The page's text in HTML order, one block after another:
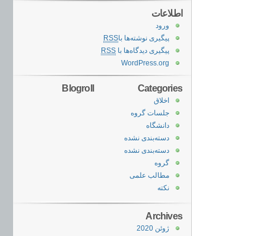
اطلاعات
ورود
پیگیری نوشته‌ها باRSS
پیگیری دیدگاه‌ها با RSS
WordPress.org
Categories
اخلاق
جلسات گروه
دانشگاه
دسته‌بندی نشده
دسته‌بندی نشده
گروه
مطالب علمی
نکته
Blogroll
Archives
ژوئن 2020